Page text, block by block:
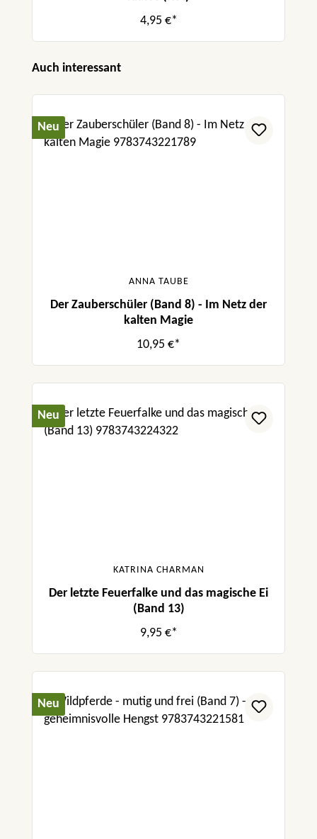
4,95 €*
Produktgalerie überspringen
Auch interessant
Neu
ANNA TAUBE
Der Zauberschüler (Band 8) - Im Netz der
kalten Magie
10,95 €*
Neu
KATRINA CHARMAN
Der letzte Feuerfalke und das magische Ei
(Band 13)
9,95 €*
Neu